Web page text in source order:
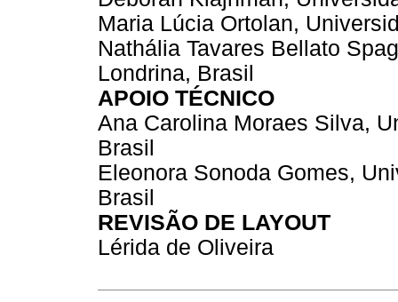
Maria Lúcia Ortolan,
Nathália Tavares Bellato
Londrina, Brasil
APOIO TÉCNICO
Ana Carolina Moraes Silva,
Brasil
Eleonora Sonoda Gomes,
Brasil
REVISÃO DE LAYOUT
Lérida de Oliveira